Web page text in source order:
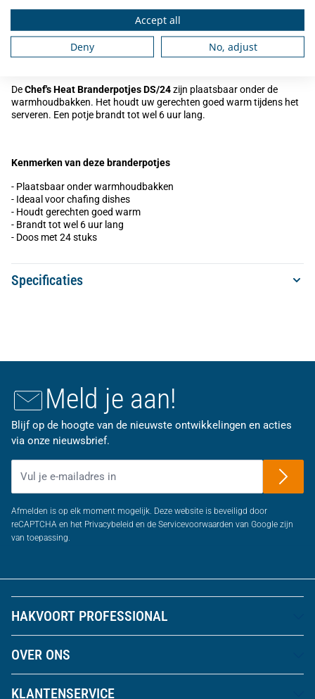
DeChef's Heat Branderpotjes DS/24zijn plaatsbaar onder de
warmhoudbakken. Het houdt uw gerechten goed warm tijdens het
serveren. Een potje brandt tot wel 6 uur lang.
Kenmerken van deze branderpotjes
- Plaatsbaar onder warmhoudbakken
- Ideaal voor chafing dishes
- Houdt gerechten goed warm
- Brandt tot wel 6 uur lang
- Doos met 24 stuks
Specificaties
Meld je aan!
Blijf op de hoogte van de nieuwste ontwikkelingen en acties
via onze nieuwsbrief.
Afmelden is op elk moment mogelijk. Deze website is beveiligd door
reCAPTCHA en het Privacybeleid en de Servicevoorwaarden van Google zijn
van toepassing.
HAKVOORT PROFESSIONAL
OVER ONS
KLANTENSERVICE
Accept all
Deny
No, adjust